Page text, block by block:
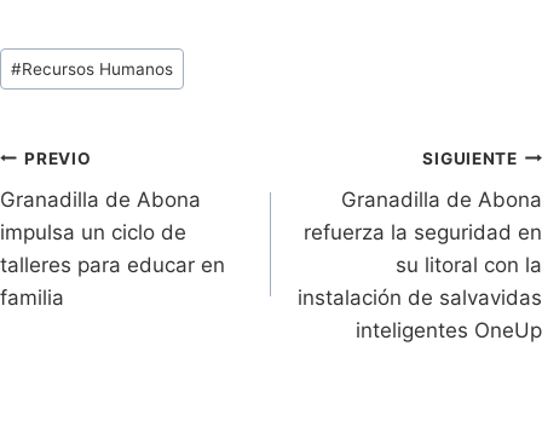
tF
ri
dl
y
p
y
k
p
k
Tags
de
#Recursos Humanos
Navegación
de
entradas
PREVIO
Granadilla de Abona
impulsa un ciclo de
talleres para educar en
familia
SIGUIENTE
Granadilla de Abona
refuerza la seguridad en
su litoral con la
instalación de salvavidas
inteligentes OneUp